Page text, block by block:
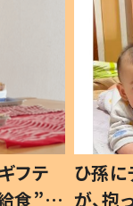
フテ
食”を
ひ孫
が、